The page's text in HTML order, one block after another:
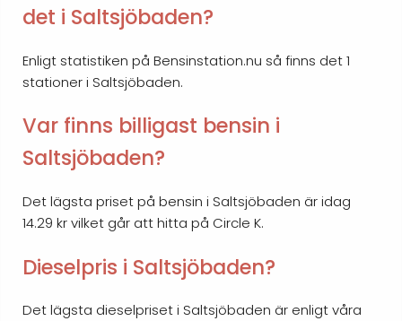
det i Saltsjöbaden?
Enligt statistiken på Bensinstation.nu så finns det 1
stationer i Saltsjöbaden.
Var finns billigast bensin i
Saltsjöbaden?
Det lägsta priset på bensin i Saltsjöbaden är idag
14.29 kr vilket går att hitta på Circle K.
Dieselpris i Saltsjöbaden?
Det lägsta dieselpriset i Saltsjöbaden är enligt våra